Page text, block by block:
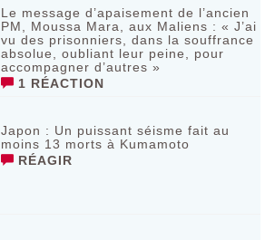
Le message d’apaisement de l’ancien
PM, Moussa Mara, aux Maliens : « J’ai
vu des prisonniers, dans la souffrance
absolue, oubliant leur peine, pour
accompagner d’autres »
1 RÉACTION
‎Japon : Un puissant séisme fait au
moins 13 morts à Kumamoto ‎
RÉAGIR